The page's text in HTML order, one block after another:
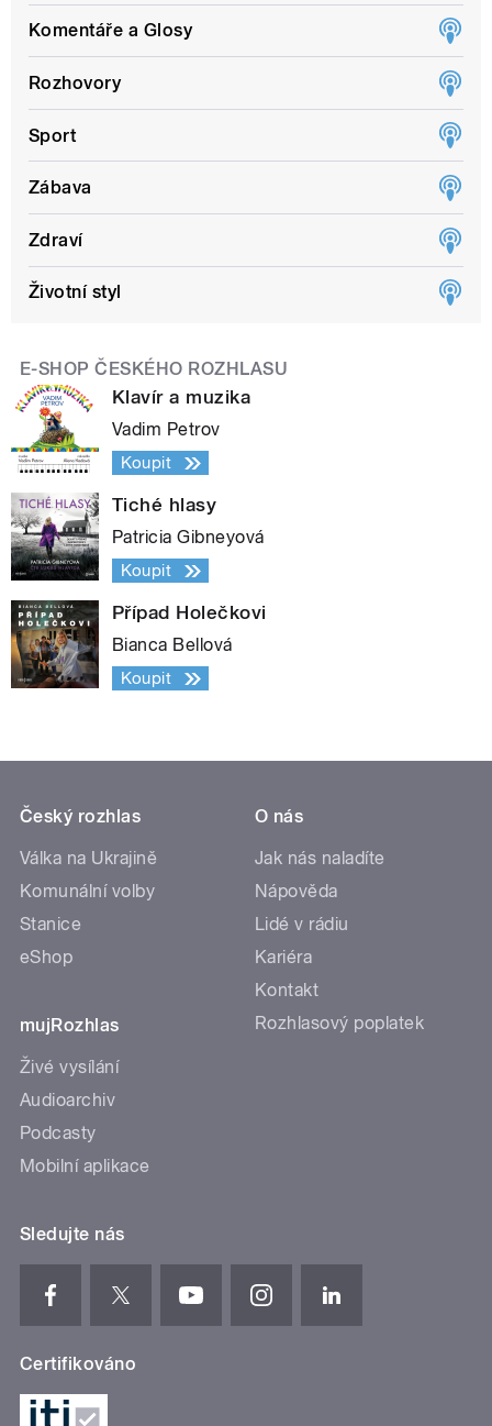
Komentáře a Glosy
Rozhovory
Sport
Zábava
Zdraví
Životní styl
E-SHOP ČESKÉHO ROZHLASU
Klavír a muzika
Vadim Petrov
Koupit
Tiché hlasy
Patricia Gibneyová
Koupit
Případ Holečkovi
Bianca Bellová
Koupit
Český rozhlas
Válka na Ukrajině
Komunální volby
Stanice
eShop
mujRozhlas
Živé vysílání
Audioarchiv
Podcasty
Mobilní aplikace
O nás
Jak nás naladíte
Nápověda
Lidé v rádiu
Kariéra
Kontakt
Rozhlasový poplatek
Sledujte nás
Certifikováno